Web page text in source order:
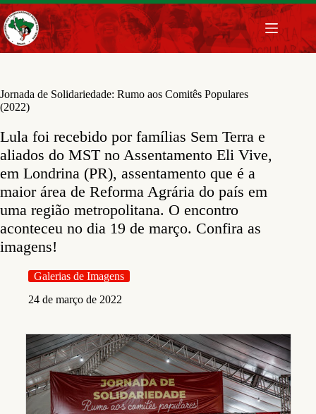
Pular
para
o
conteúdo
Jornada de Solidariedade: Rumo aos Comitês Populares
(2022)
Lula foi recebido por famílias Sem Terra e
aliados do MST no Assentamento Eli Vive,
em Londrina (PR), assentamento que é a
maior área de Reforma Agrária do país em
uma região metropolitana. O encontro
aconteceu no dia 19 de março. Confira as
imagens!
Galerias de Imagens
24 de março de 2022